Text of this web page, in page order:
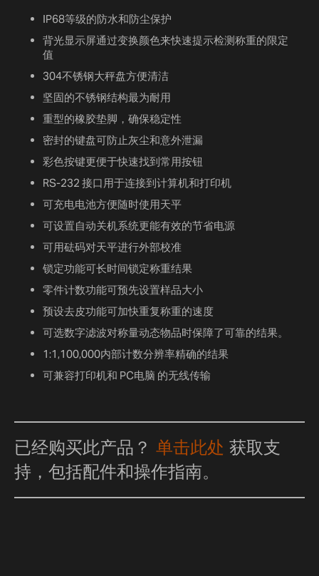
IP68等级的防水和防尘保护
背光显示屏通过变换颜色来快速提示检测称重的限定
值
304不锈钢大秤盘方便清洁
坚固的不锈钢结构最为耐用
重型的橡胶垫脚，确保稳定性
密封的键盘可防止灰尘和意外泄漏
彩色按键更便于快速找到常用按钮
RS-232 接口用于连接到计算机和打印机
可充电电池方便随时使用天平
可设置自动关机系统更能有效的节省电源
可用砝码对天平进行外部校准
锁定功能可长时间锁定称重结果
零件计数功能可预先设置样品大小
预设去皮功能可加快重复称重的速度
可选数字滤波对称量动态物品时保障了可靠的结果。
1:1,100,000内部计数分辨率精确的结果
可兼容打印机和 PC电脑 的无线传输
已经购买此产品？ 单击此处 获取支
持，包括配件和操作指南。